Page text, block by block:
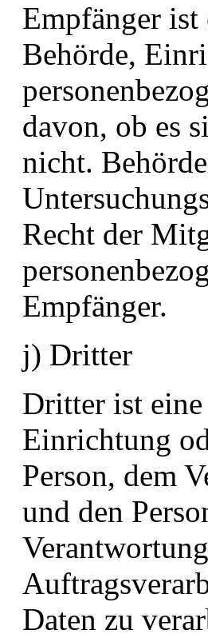
Empfänger ist
Behörde,
davon, ob es
nicht.
Recht der
Empfänger.
j) Dritter
Dritter ist
Einrichtung
Person, dem
und den
Daten zu